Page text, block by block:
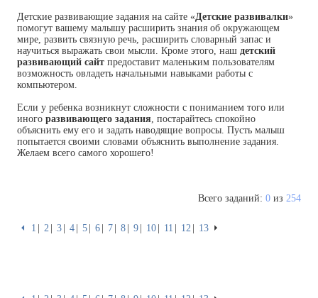
Детские развивающие задания на сайте «Детские развивалки»
помогут вашему малышу расширить знания об окружающем
мире, развить связную речь, расширить словарный запас и
научиться выражать свои мысли. Кроме этого, наш детский
развивающий сайт предоставит маленьким пользователям
возможность овладеть начальными навыками работы с
компьютером.
Если у ребенка возникнут сложности с пониманием того или
иного развивающего задания, постарайтесь спокойно
объяснить ему его и задать наводящие вопросы. Пусть малыш
попытается своими словами объяснить выполнение задания.
Желаем всего самого хорошего!
Всего заданий: 0 из 254
⏴ 1 2 3 4 5 6 7 8 9 10 11 12 13 ⏵